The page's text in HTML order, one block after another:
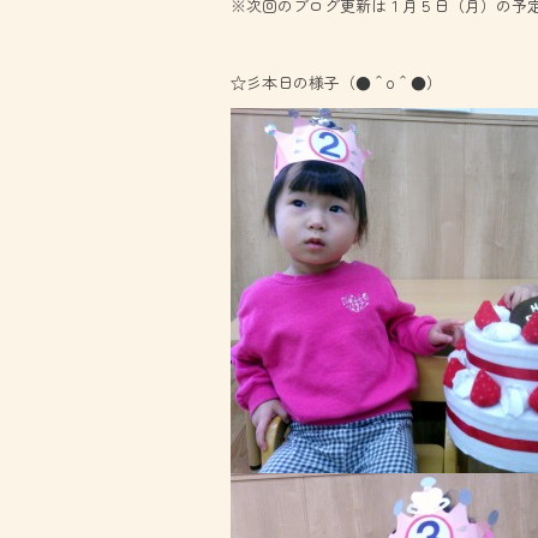
※次回のブログ更新は１月５日（月）の予
☆彡本日の様子（●＾o＾●）